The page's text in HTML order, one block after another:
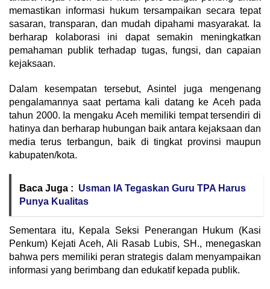
memastikan informasi hukum tersampaikan secara tepat
sasaran, transparan, dan mudah dipahami masyarakat. Ia
berharap kolaborasi ini dapat semakin meningkatkan
pemahaman publik terhadap tugas, fungsi, dan capaian
kejaksaan.
Dalam kesempatan tersebut, Asintel juga mengenang
pengalamannya saat pertama kali datang ke Aceh pada
tahun 2000. Ia mengaku Aceh memiliki tempat tersendiri di
hatinya dan berharap hubungan baik antara kejaksaan dan
media terus terbangun, baik di tingkat provinsi maupun
kabupaten/kota.
Baca Juga : Usman IA Tegaskan Guru TPA Harus
Punya Kualitas
Sementara itu, Kepala Seksi Penerangan Hukum (Kasi
Penkum) Kejati Aceh, Ali Rasab Lubis, SH., menegaskan
bahwa pers memiliki peran strategis dalam menyampaikan
informasi yang berimbang dan edukatif kepada publik.